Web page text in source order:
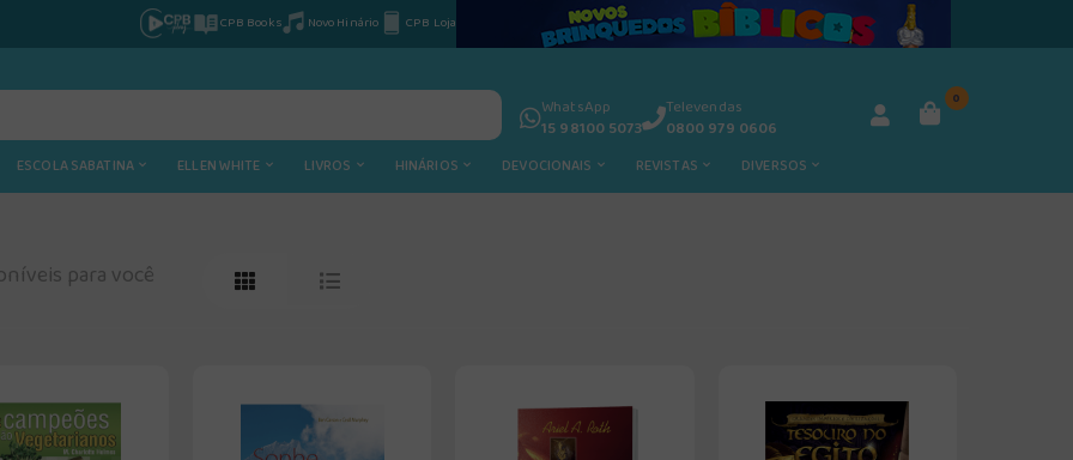
CPB Books Novo Hinário CPB Loja
WhatsApp
15 98100 5073
Televendas
0800 979 0606
0
ESCOLA SABATINA ELLEN WHITE LIVROS HINÁRIOS DEVOCIONAIS REVISTAS DIVERSOS
para você